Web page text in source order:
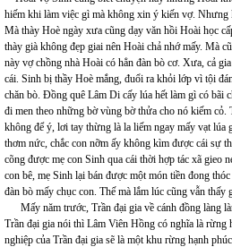
hiếm khi làm việc gì mà không xin ý kiến vợ.
Mà thày Hoè ngày xưa cũng dạy văn hồi Hoài học
thày già không đẹp giai nên Hoài chả nhớ mấy. Mà
này vợ chồng nhà Hoài có hẳn đàn bò cơ. Xưa, cả
cái. Sinh bị thầy Hoè mắng, đuổi ra khỏi lớp vì tội
chăn bò. Đồng quê Lâm Di cấy lúa hết làm gì có bãi
đi men theo những bờ vùng bờ thửa cho nó kiếm cỏ.
không để ý, lơi tay thừng là la liếm ngay mấy vạt lúa
thơm nức, chắc con nỡm ấy không kìm được cái sự
cõng được mẹ con Sinh qua cái thời hợp tác xã gieo
con bê, mẹ Sinh lại bán được một món tiền đong
đàn bò mấy chục con. Thế mà lắm lúc cũng vẫn thấy
Mấy năm trước, Trần đại gia về cánh đồng làng
Trần đại gia nói thì Lâm Viên Hồng có nghĩa là rừng
nghiệp của Trần đại gia sẽ là một khu rừng hạnh